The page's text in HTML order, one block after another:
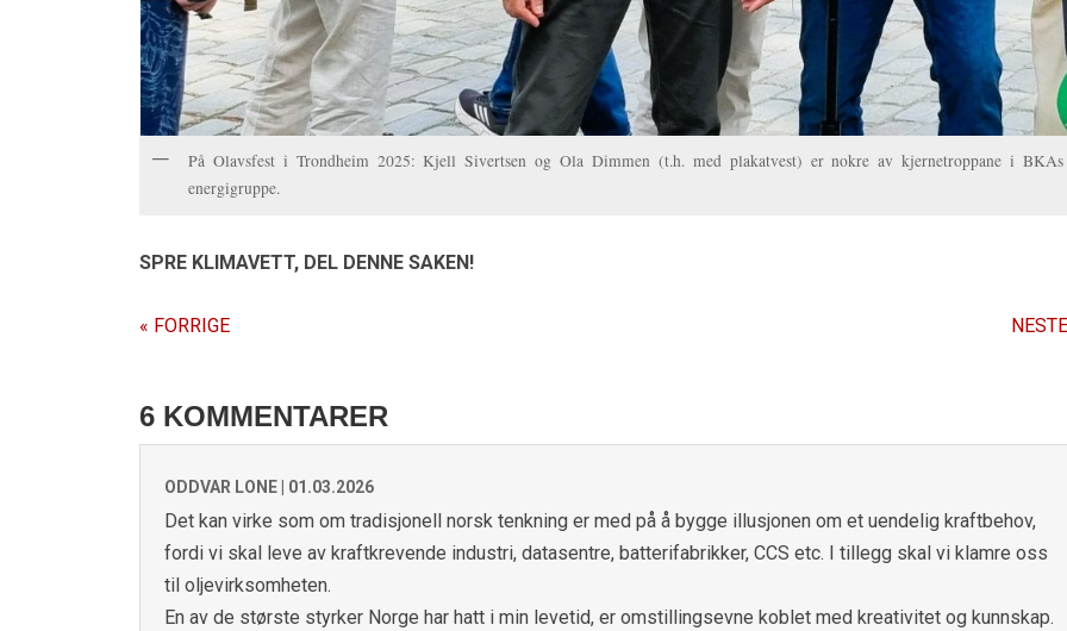
På Olavsfest i Trondheim 2025: Kjell Sivertsen og Ola Dimmen (t.h. med plakatvest) er nokre av kjernetroppane i BKAs
energigruppe.
SPRE KLIMAVETT, DEL DENNE SAKEN!
« FORRIGE
6 KOMMENTARER
ODDVAR LONE | 01.03.2026
Det kan virke som om tradisjonell norsk tenkning er med på å bygge illusjonen om et uendelig kraftbehov,
fordi vi skal leve av kraftkrevende industri, datasentre, batterifabrikker, CCS etc. I tillegg skal vi klamre oss
til oljevirksomheten.
En av de største styrker Norge har hatt i min levetid, er omstillingsevne koblet med kreativitet og kunnskap.